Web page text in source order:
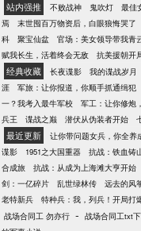
站内强推 不败战神 鬼吹灯 最佳
焉
末世囤百万物资后，白眼狼悔哭了
科
聚宝仙盆 官场：美女领导带我青
赋我长生，活着终会无敌
抗美援朝开
经典收藏 长夜谍影 我的谍战岁月
涯
军旅：让你报道，你顺手抓通缉犯
一？我考入最牛军校
军工：让你修炮
兵王
谍战之巅 潜伏从伪装者开始
最近更新 让你带问题女兵，你全养
谍影
1951之大国重器 抗战：铁血铸
合成旅
抗战：从成为上海滩大亨开始
剑：一亿碎片
乱世绿林传 远去的风
老特新兵
特种兵：我，列兵！开局打
战场合同工 勿亦行 - 战场合同工txt